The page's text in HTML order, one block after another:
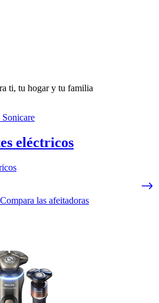
ti, tu hogar y tu familia
eléctricos
las afeitadoras